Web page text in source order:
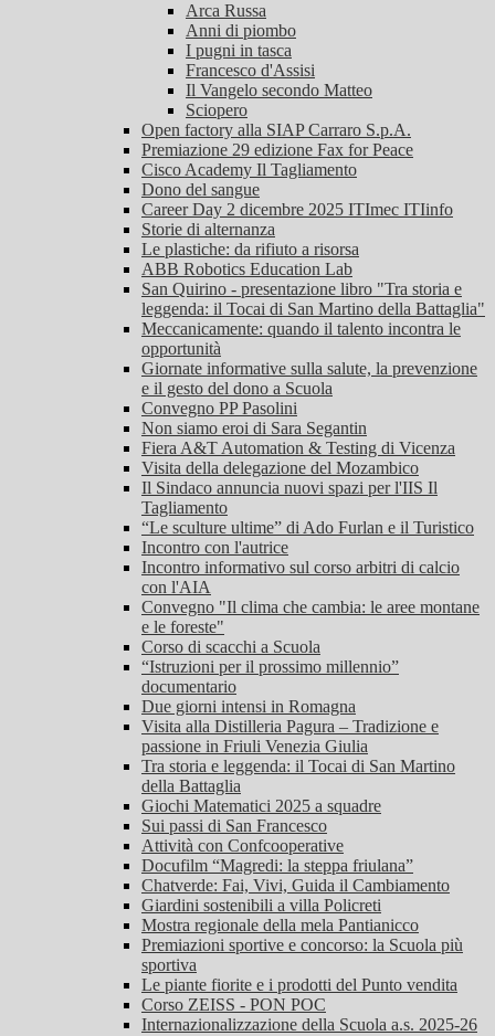
Arca Russa
Anni di piombo
I pugni in tasca
Francesco d'Assisi
Il Vangelo secondo Matteo
Sciopero
Open factory alla SIAP Carraro S.p.A.
Premiazione 29 edizione Fax for Peace
Cisco Academy Il Tagliamento
Dono del sangue
Career Day 2 dicembre 2025 ITImec ITIinfo
Storie di alternanza
Le plastiche: da rifiuto a risorsa
ABB Robotics Education Lab
San Quirino - presentazione libro "Tra storia e
leggenda: il Tocai di San Martino della Battaglia"
Meccanicamente: quando il talento incontra le
opportunità
Giornate informative sulla salute, la prevenzione
e il gesto del dono a Scuola
Convegno PP Pasolini
Non siamo eroi di Sara Segantin
Fiera A&T Automation & Testing di Vicenza
Visita della delegazione del Mozambico
Il Sindaco annuncia nuovi spazi per l'IIS Il
Tagliamento
“Le sculture ultime” di Ado Furlan e il Turistico
Incontro con l'autrice
Incontro informativo sul corso arbitri di calcio
con l'AIA
Convegno "Il clima che cambia: le aree montane
e le foreste"
Corso di scacchi a Scuola
“Istruzioni per il prossimo millennio”
documentario
Due giorni intensi in Romagna
Visita alla Distilleria Pagura – Tradizione e
passione in Friuli Venezia Giulia
Tra storia e leggenda: il Tocai di San Martino
della Battaglia
Giochi Matematici 2025 a squadre
Sui passi di San Francesco
Attività con Confcooperative
Docufilm “Magredi: la steppa friulana”
Chatverde: Fai, Vivi, Guida il Cambiamento
Giardini sostenibili a villa Policreti
Mostra regionale della mela Pantianicco
Premiazioni sportive e concorso: la Scuola più
sportiva
Le piante fiorite e i prodotti del Punto vendita
Corso ZEISS - PON POC
Internazionalizzazione della Scuola a.s. 2025-26